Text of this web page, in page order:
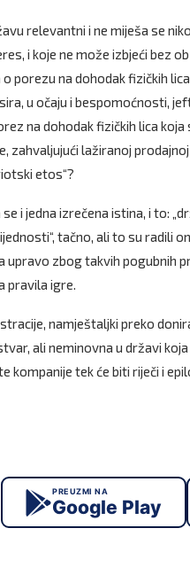
relevantni i ne miješa se
i koje ne može izbjeći bez
porezu na dohodak fizičkih
u očaju i bespomoćnosti,
na dohodak fizičkih lica
zahvaljujući lažiranoj
etos“?
i jedna izrečena istina, i to:
tačno, ali to su radili
upravo zbog takvih pogubnih
pravila igre.
namještaljki preko
ali neminovna u državi
kompanije tek će biti riječi i
PREUZMI NA
Google Play